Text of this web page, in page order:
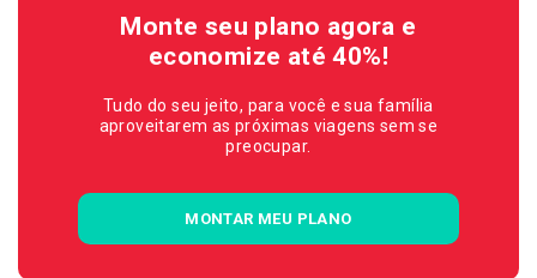
Monte seu plano agora e
economize até 40%!
Tudo do seu jeito, para você e sua família
aproveitarem as próximas viagens sem se
preocupar.
MONTAR MEU PLANO